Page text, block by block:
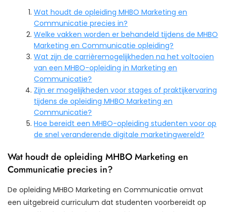
Wat houdt de opleiding MHBO Marketing en
Communicatie precies in?
Welke vakken worden er behandeld tijdens de MHBO
Marketing en Communicatie opleiding?
Wat zijn de carrièremogelijkheden na het voltooien
van een MHBO-opleiding in Marketing en
Communicatie?
Zijn er mogelijkheden voor stages of praktijkervaring
tijdens de opleiding MHBO Marketing en
Communicatie?
Hoe bereidt een MHBO-opleiding studenten voor op
de snel veranderende digitale marketingwereld?
Wat houdt de opleiding MHBO Marketing en
Communicatie precies in?
De opleiding MHBO Marketing en Communicatie omvat
een uitgebreid curriculum dat studenten voorbereidt op